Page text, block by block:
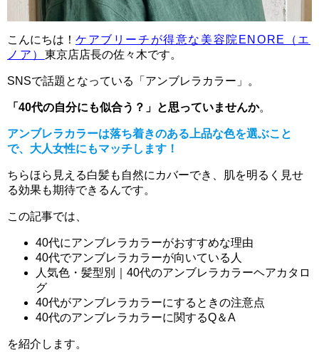
こんにちは！ ケアブリーチが得意な美容院ENORE（エ
ノア） 東京店店長の佐々木です。
SNSで話題となっている「アンブレラカラー」。
「40代の自分にも似合う？」と思っていませんか。
アンブレラカラーは落ち着きのある上品な色を選ぶこと
で、大人女性にもマッチします！
ちらほら見える白髪も自然にカバーでき、肌を明るく見せ
る効果も期待できるんです。
この記事では、
40代にアンブレラカラーがおすすめな理由
40代でアンブレラカラーが向いている人
人気色・髪型別｜40代のアンブレラカラーヘアカタロ
グ
40代がアンブレラカラーにするときの注意点
40代のアンブレラカラーに関するQ＆A
を紹介します。